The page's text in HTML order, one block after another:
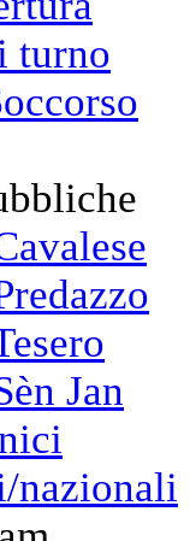
turno
Jan
nazionali